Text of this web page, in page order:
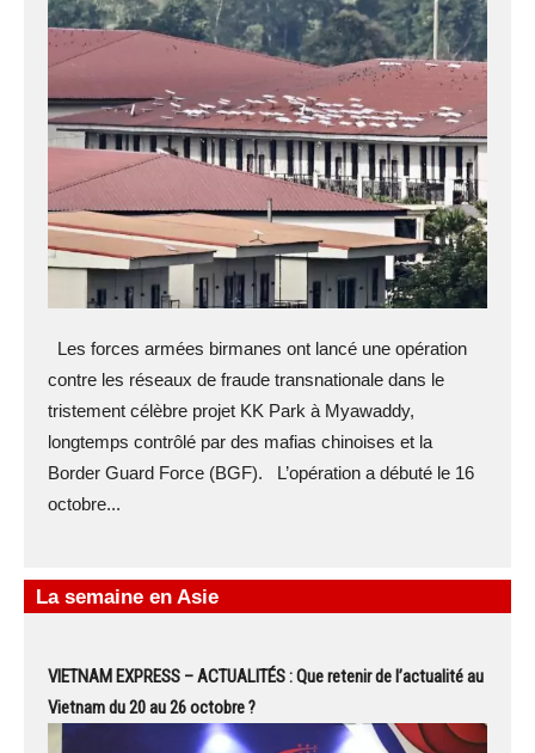
Les forces armées birmanes ont lancé une opération
contre les réseaux de fraude transnationale dans le
tristement célèbre projet KK Park à Myawaddy,
longtemps contrôlé par des mafias chinoises et la
Border Guard Force (BGF). L’opération a débuté le 16
octobre...
La semaine en Asie
VIETNAM EXPRESS – ACTUALITÉS : Que retenir de l’actualité au
Vietnam du 20 au 26 octobre ?